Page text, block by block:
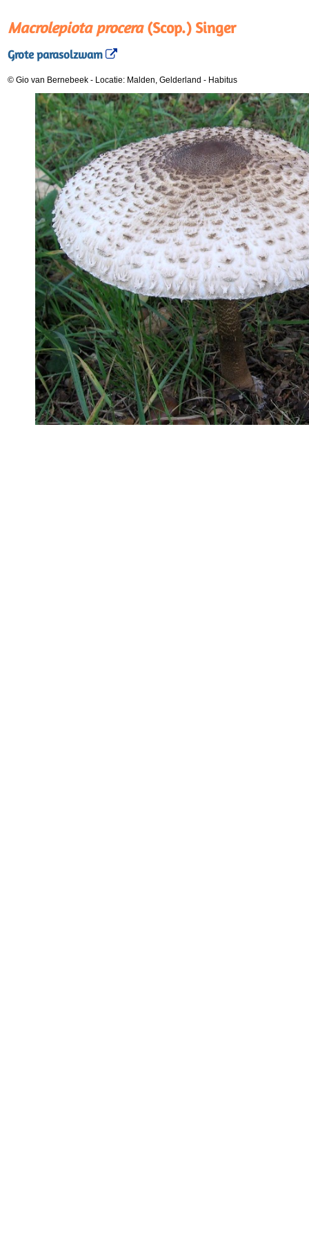
Macrolepiota procera(Scop.) Singer
Grote parasolzwam
© Gio van Bernebeek - Locatie: Malden, Gelderland - Habitus